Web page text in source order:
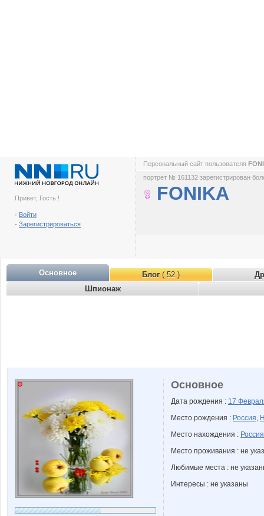
Привет, Гость !
- Войти
- Зарегистрироваться
Персональный сайт пользователя
портрет № 161132 зарегистрирован
FONIKA
Основное Блог( 52 )
Шпионаж
Основное
Дата рождения : 17
Место рождения : Россия,
Место нахождения : Россия
Место проживания : не
Любимые места : не
Интересы : не указаны